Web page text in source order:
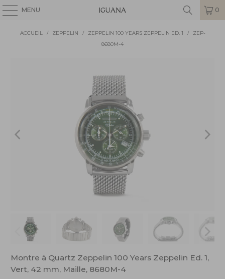
MENU 0
ACCUEIL / ZEPPELIN / ZEPPELIN 100 YEARS ZEPPELIN ED. 1 /
ZEP-
8680M-4
Montre à Quartz Zeppelin 100 Years Zeppelin Ed. 1,
Vert, 42 mm, Maille, 8680M-4